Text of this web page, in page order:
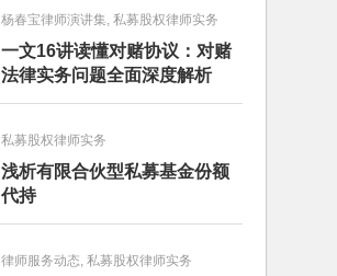
杨春宝律师演讲集, 私募股权律师实务
一文16讲读懂对赌协议：对赌
法律实务问题全面深度解析
私募股权律师实务
浅析有限合伙型私募基金份额
代持
律师服务动态, 私募股权律师实务